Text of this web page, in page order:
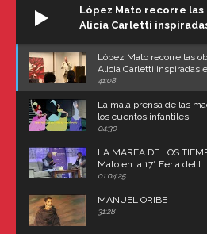
López Mato recorre las
Alicia Carletti
López Mato recorre las
Alicia Carletti inspiradas
Carroll
41:08
La mala prensa de las
los cuentos infantiles
04:30
LA MAREA DE LOS
Mato en la 17° Feria del
(Uruguay)
01:04:25
MANUEL ORIBE
31:28